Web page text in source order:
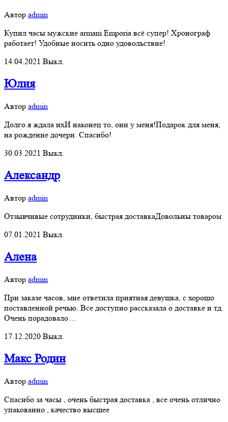
Автор admin
Купил часы мужские armani Emporia всё супер! Хронограф
работает! Удобные носить одно удовольствие!
14.04.2021 Выкл.
Юлия
Автор admin
Долго я ждала ихИ наконец то, они у меня!Подарок для меня,
на рождение дочери. Спасибо!
30.03.2021 Выкл.
Александр
Автор admin
Отзывчивые сотрудники, быстрая доставкаДовольны товаром
07.01.2021 Выкл.
Алена
Автор admin
При заказе часов, мне ответила приятная девушка, с хорошо
поставленной речью. Все доступно рассказала о доставке и тд.
Очень порадовало…
17.12.2020 Выкл.
Макс Родин
Автор admin
Cпасибо за часы , очень быстрая доставка , все очень отлично
упакованно , качество высшее